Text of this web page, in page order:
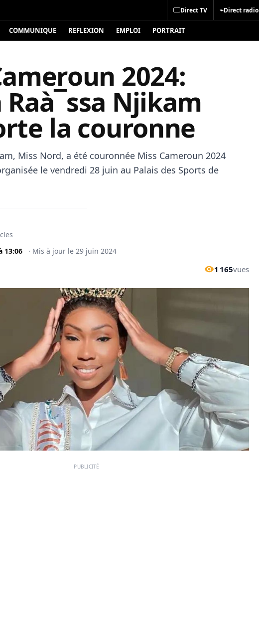
Direct TV ⌁Direct radio
COMMUNIQUE REFLEXION EMPLOI PORTRAIT
2024:
Njikam
la couronne
Miss Nord, a été couronnée Miss Cameroun 2024
le vendredi 28 juin au Palais des Sports de
13:06 · Mis à jour le 29 juin 2024
1 165vues
PUBLICITÉ